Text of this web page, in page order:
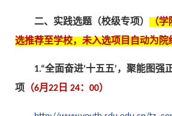
二、实践选题（校级专项）
（
选推荐至学校，未入选项目自动为院
1.“全面奋进‘十五五’，聚能图强
项 （6月22日 24：00）